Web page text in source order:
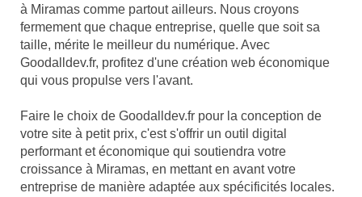
à Miramas comme partout ailleurs. Nous croyons
fermement que chaque entreprise, quelle que soit sa
taille, mérite le meilleur du numérique. Avec
Goodalldev.fr, profitez d'une création web économique
qui vous propulse vers l'avant.
Faire le choix de Goodalldev.fr pour la conception de
votre site à petit prix, c'est s'offrir un outil digital
performant et économique qui soutiendra votre
croissance à Miramas, en mettant en avant votre
entreprise de manière adaptée aux spécificités locales.